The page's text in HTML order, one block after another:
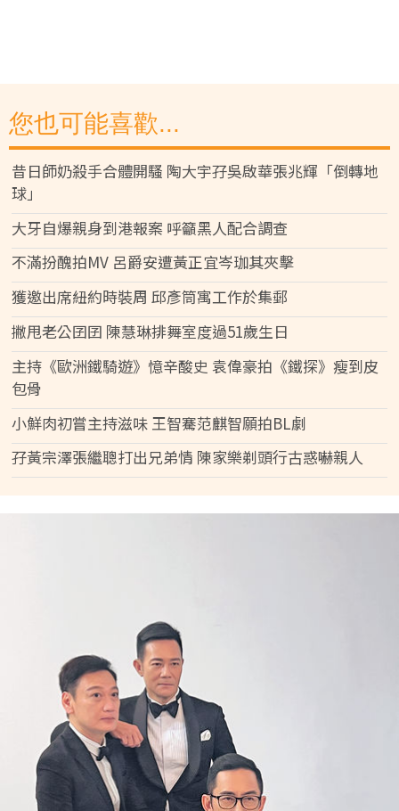
您也可能喜歡...
昔日師奶殺手合體開騷 陶大宇孖吳啟華張兆輝「倒轉地
球」
大牙自爆親身到港報案 呼籲黑人配合調查
不滿扮醜拍MV 呂爵安遭黃正宜岑珈其夾擊
獲邀出席紐約時裝周 邱彥筒寓工作於集郵
撇甩老公囝囝 陳慧琳排舞室度過51歲生日
主持《歐洲鐵騎遊》憶辛酸史 袁偉豪拍《鐵探》瘦到皮
包骨
小鮮肉初嘗主持滋味 王智騫范麒智願拍BL劇
孖黃宗澤張繼聰打出兄弟情 陳家樂剃頭行古惑嚇親人